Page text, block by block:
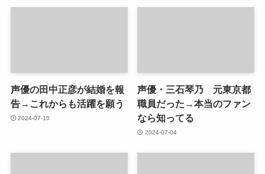
声優の田中正彦が結婚を報
告→これからも活躍を願う
2024-07-10
声優・三石琴乃 元東京都
職員だった→本当のファン
なら知ってる
2024-07-04